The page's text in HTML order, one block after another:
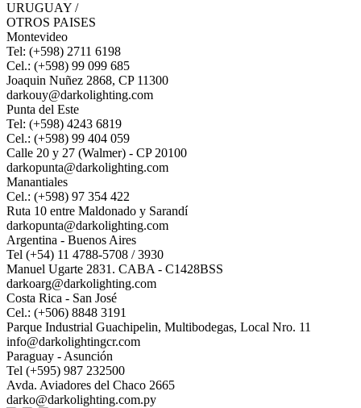
URUGUAY /
OTROS PAISES
Montevideo
Tel: (+598) 2711 6198
Cel.: (+598) 99 099 685
Joaquin Nuñez 2868, CP 11300
darkouy@darkolighting.com
Punta del Este
Tel: (+598) 4243 6819
Cel.: (+598) 99 404 059
Calle 20 y 27 (Walmer) - CP 20100
darkopunta@darkolighting.com
Manantiales
Cel.: (+598) 97 354 422
Ruta 10 entre Maldonado y Sarandí
darkopunta@darkolighting.com
Argentina - Buenos Aires
Tel (+54) 11 4788-5708 / 3930
Manuel Ugarte 2831. CABA - C1428BSS
darkoarg@darkolighting.com
Costa Rica - San José
Cel.: (+506) 8848 3191
Parque Industrial Guachipelin, Multibodegas, Local Nro. 11
info@darkolightingcr.com
Paraguay - Asunción
Tel (+595) 987 232500
Avda. Aviadores del Chaco 2665
darko@darkolighting.com.py